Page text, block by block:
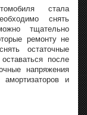
стала
снять
тщательно
ремонту не
остаточные
после
напряжения
и